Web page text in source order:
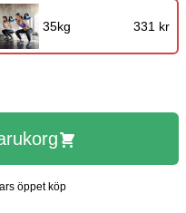
35kg 331 kr
öppet köp